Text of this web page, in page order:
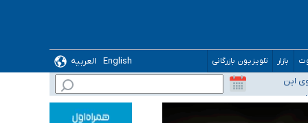
بازار تلویزیون بازرگانی English
العربیه
این